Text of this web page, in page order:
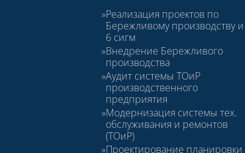
Реализация проектов по
Бережливому производству и
6 сигм
Внедрение Бережливого
производства
Аудит системы ТОиР
производственного
предприятия
Модернизация системы тех.
обслуживания и ремонтов
(ТОиР)
Проектирование планировки